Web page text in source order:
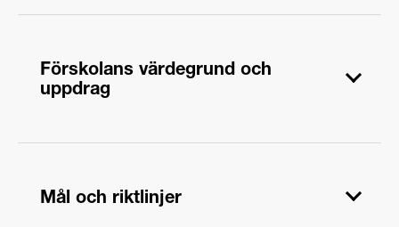
Förskolans värdegrund och
uppdrag
utveckling, lärande och välbefinnande
Mål och riktlinjer